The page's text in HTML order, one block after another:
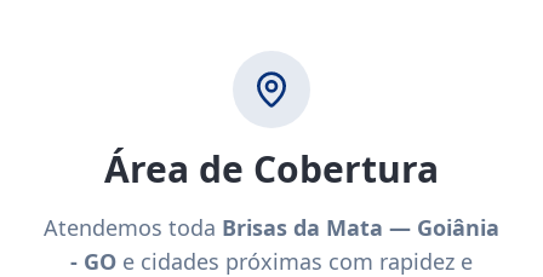
Área de Cobertura
Atendemos toda Brisas da Mata — Goiânia
- GO e cidades próximas com rapidez e